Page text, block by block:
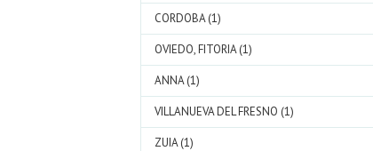
CORDOBA (1)
OVIEDO, FITORIA (1)
ANNA (1)
VILLANUEVA DEL FRESNO (1)
ZUIA (1)